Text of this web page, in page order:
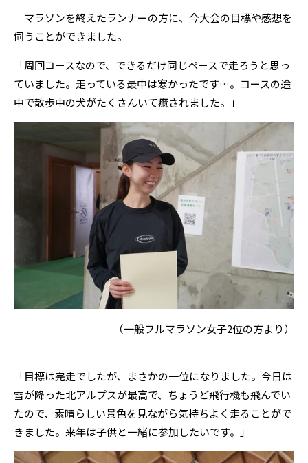
マラソンを終えたランナーの方に、今大会の目標や感想を
伺うことができました。
「周回コースなので、できるだけ同じペースで走ろうと思っ
ていました。走っている最中は寒かったです…。コースの途
中で散歩中の犬がたくさんいて癒されました。」
（一般フルマラソン女子2位の方より）
「目標は完走でしたが、まさかの一位になりました。今日は
雪が降った北アルプスが最高で、ちょうど飛行機も飛んでい
たので、素晴らしい景色を見ながら気持ちよく走ることがで
きました。来年は子供と一緒に参加したいです。」